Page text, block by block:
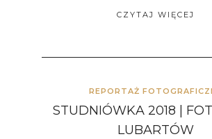
CZYTAJ WIĘCEJ
REPORTAŻ
STUDNIÓWKA 2018 |
LUBARTÓW